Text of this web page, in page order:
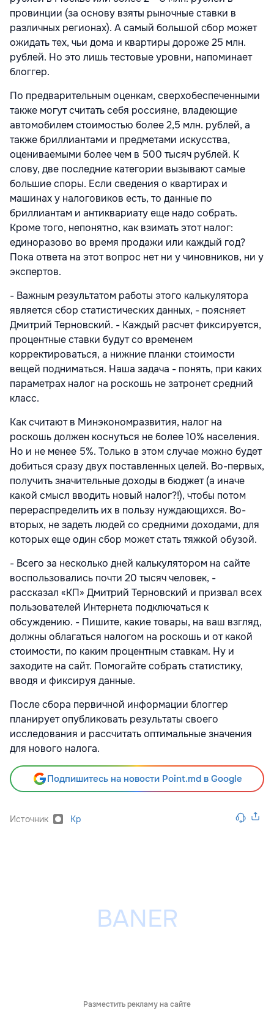
провинции (за основу взяты рыночные ставки в
различных регионах). А самый большой сбор может
ожидать тех, чьи дома и квартиры дороже 25 млн.
рублей. Но это лишь тестовые уровни, напоминает
блоггер.
По предварительным оценкам, сверхобеспеченными
также могут считать себя россияне, владеющие
автомобилем стоимостью более 2,5 млн. рублей, а
также бриллиантами и предметами искусства,
оцениваемыми более чем в 500 тысяч рублей. К
слову, две последние категории вызывают самые
большие споры. Если сведения о квартирах и
машинах у налоговиков есть, то данные по
бриллиантам и антиквариату еще надо собрать.
Кроме того, непонятно, как взимать этот налог:
единоразово во время продажи или каждый год?
Пока ответа на этот вопрос нет ни у чиновников, ни у
экспертов.
- Важным результатом работы этого калькулятора
является сбор статистических данных, - поясняет
Дмитрий Терновский. - Каждый расчет фиксируется,
процентные ставки будут со временем
корректироваться, а нижние планки стоимости
вещей подниматься. Наша задача - понять, при каких
параметрах налог на роскошь не затронет средний
класс.
Как считают в Минэкономразвития, налог на
роскошь должен коснуться не более 10% населения.
Но и не менее 5%. Только в этом случае можно будет
добиться сразу двух поставленных целей. Во-первых,
получить значительные доходы в бюджет (а иначе
какой смысл вводить новый налог?!), чтобы потом
перераспределить их в пользу нуждающихся. Во-
вторых, не задеть людей со средними доходами, для
которых еще один сбор может стать тяжкой обузой.
- Всего за несколько дней калькулятором на сайте
воспользовались почти 20 тысяч человек, -
рассказал «КП» Дмитрий Терновский и призвал всех
пользователей Интернета подключаться к
обсуждению. - Пишите, какие товары, на ваш взгляд,
должны облагаться налогом на роскошь и от какой
стоимости, по каким процентным ставкам. Ну и
заходите на сайт. Помогайте собрать статистику,
вводя и фиксируя данные.
После сбора первичной информации блоггер
планирует опубликовать результаты своего
исследования и рассчитать оптимальные значения
для нового налога.
Подпишитесь на новости Point.md в Google
Источник Kp
Разместить рекламу на сайте